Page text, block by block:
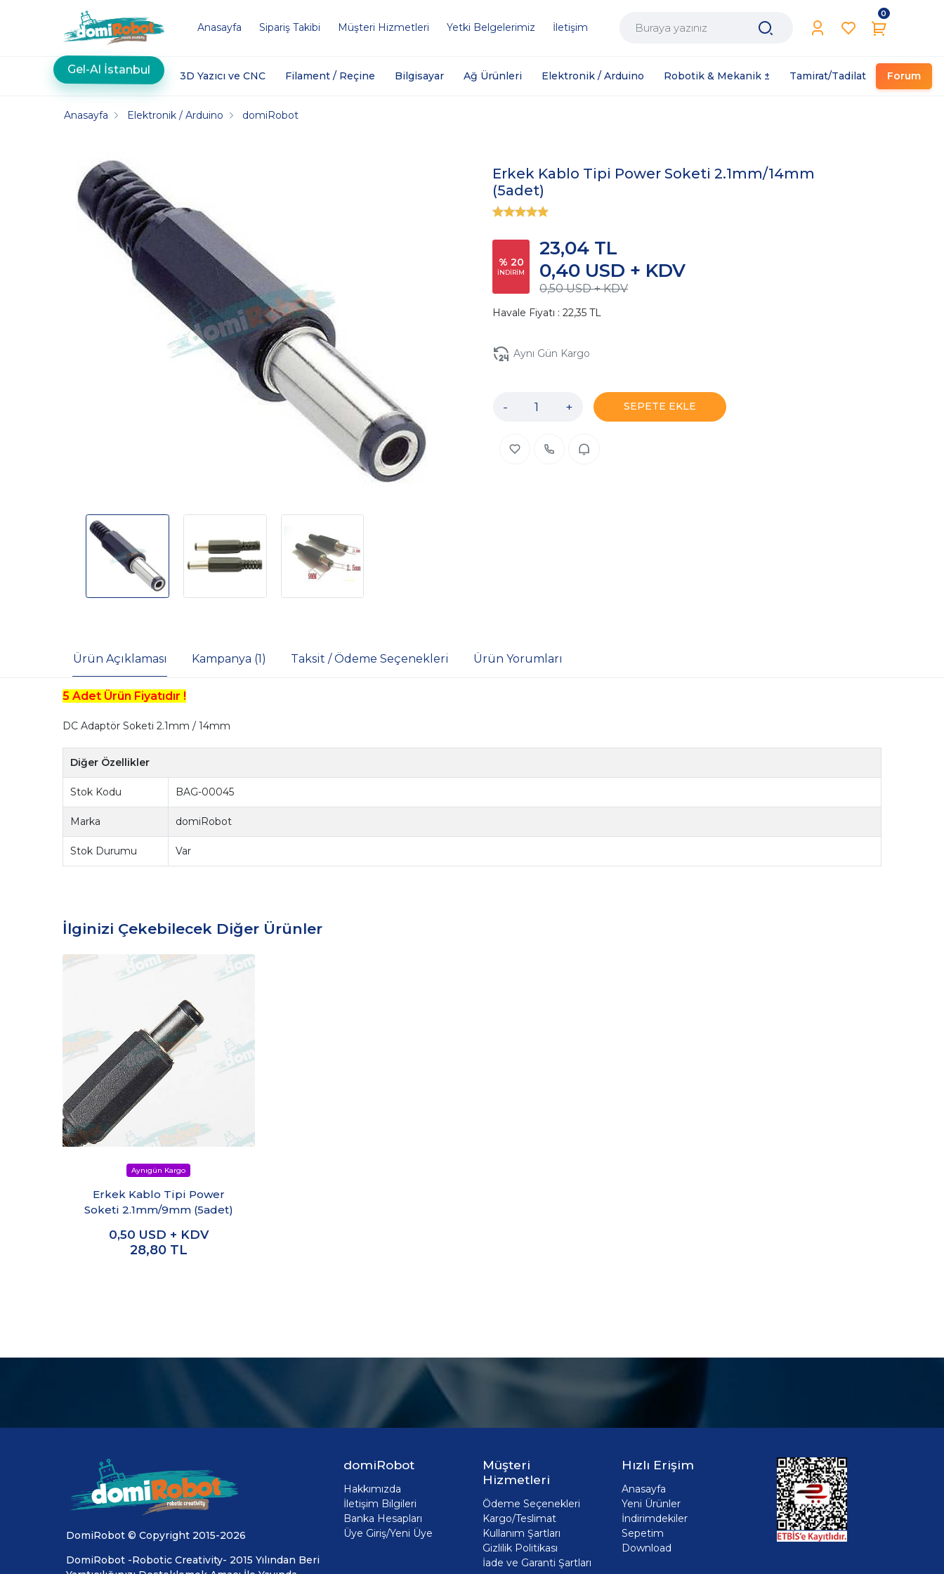
Anasayfa Sipariş Takibi Müşteri Hizmetleri Yetki Belgelerimiz İletişim
0
Gel-Al İstanbul 3D Yazıcı ve CNC Filament / Reçine Bilgisayar Ağ Ürünleri Elektronik / Arduino Robotik & Mekanik ± Tamirat/Tadilat Forum
Anasayfa Elektronik / Arduino domiRobot
Erkek Kablo Tipi Power Soketi 2.1mm/14mm
(5adet)
% 20
İNDİRİM
0,50 USD + KDV
0,40 USD + KDV
23,04 TL
Havale Fiyatı : 22,35 TL
Aynı Gün Kargo
- + SEPETE EKLE
Ürün Açıklaması Kampanya (1) Taksit / Ödeme Seçenekleri Ürün Yorumları
5 Adet Ürün Fiyatıdır !
DC Adaptör Soketi 2.1mm / 14mm
Diğer Özellikler
Stok Kodu BAG-00045
Marka domiRobot
Stok Durumu Var
İlginizi Çekebilecek Diğer Ürünler
Erkek Kablo Tipi Power
Soketi 2.1mm/9mm (5adet)
0,50 USD + KDV
28,80 TL
DomiRobot © Copyright 2015-2026
DomiRobot -Robotic Creativity- 2015 Yılından Beri
domiRobot
Hakkımızda
İletişim Bilgileri
Banka Hesapları
Üye Giriş/Yeni Üye
Müşteri
Hizmetleri
Ödeme Seçenekleri
Kargo/Teslimat
Kullanım Şartları
Gizlilik Politikası
İade ve Garanti Şartları
Hızlı Erişim
Anasayfa
Yeni Ürünler
İndirimdekiler
Sepetim
Download